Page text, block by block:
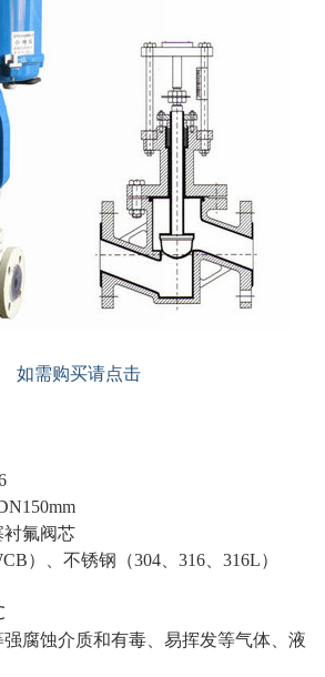
如需购买请点击
衬氟阀芯
）、不锈钢（304、316、316L）
腐蚀介质和有毒、易挥发等气体、液